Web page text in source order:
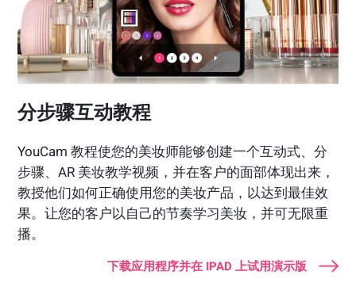
分步骤互动教程
YouCam 教程使您的美妆师能够创建一个互动式、分
步骤、AR 美妆教学视频，并在客户的面部体现出来，
教授他们如何正确使用您的美妆产品，以达到最佳效
果。让您的客户以自己的节奏学习美妆，并可无限重
播。
下载应用程序并在 IPAD 上试用演示版